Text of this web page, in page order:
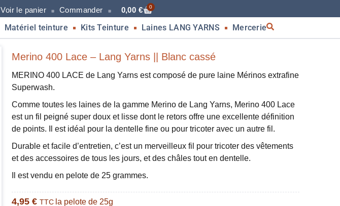
Voir le panier Commander 0,00 € 0
Matériel teinture Kits Teinture Laines LANG YARNS Mercerie
Merino 400 Lace – Lang Yarns || Blanc cassé
MERINO 400 LACE de Lang Yarns est composé de pure laine Mérinos extrafine
Superwash.
Comme toutes les laines de la gamme Merino de Lang Yarns, Merino 400 Lace
est un fil peigné super doux et lisse dont le retors offre une excellente définition
de points. Il est idéal pour la dentelle fine ou pour tricoter avec un autre fil.
Durable et facile d’entretien, c’est un merveilleux fil pour tricoter des vêtements
et des accessoires de tous les jours, et des châles tout en dentelle.
Il est vendu en pelote de 25 grammes.
4,95 € TTC la pelote de 25g